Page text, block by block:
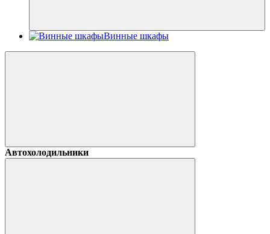
Винные шкафы
Автохолодильники